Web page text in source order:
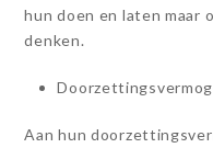
hun doen en laten maar
denken.
Aan hun